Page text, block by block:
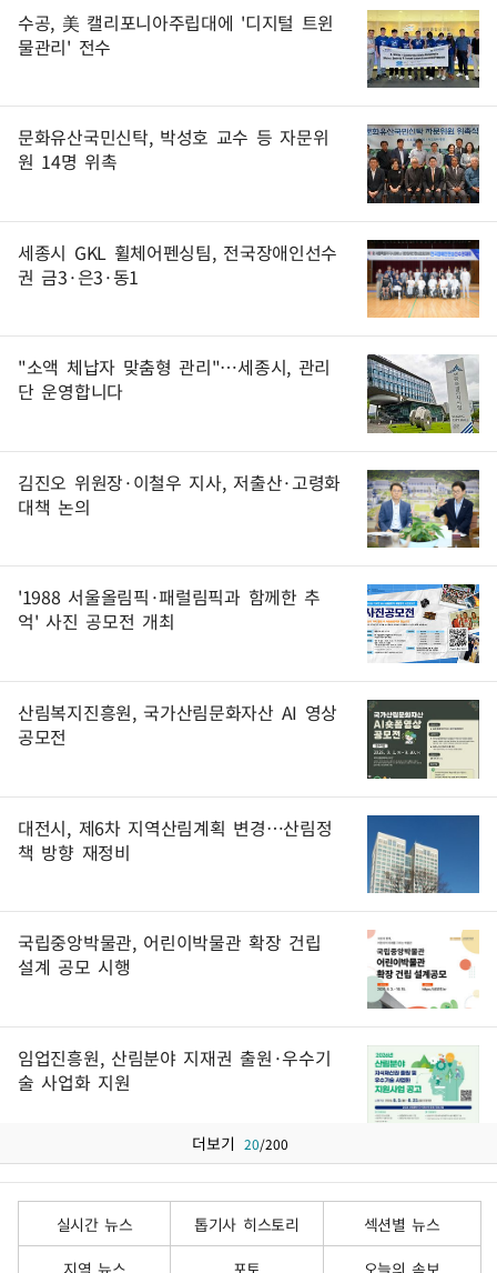
수공, 美 캘리포니아주립대에 '디지털 트윈
물관리' 전수
문화유산국민신탁, 박성호 교수 등 자문위
원 14명 위촉
세종시 GKL 휠체어펜싱팀, 전국장애인선수
권 금3·은3·동1
"소액 체납자 맞춤형 관리"…세종시, 관리
단 운영합니다
김진오 위원장·이철우 지사, 저출산·고령화
대책 논의
'1988 서울올림픽·패럴림픽과 함께한 추
억' 사진 공모전 개최
산림복지진흥원, 국가산림문화자산 AI 영상
공모전
대전시, 제6차 지역산림계획 변경…산림정
책 방향 재정비
국립중앙박물관, 어린이박물관 확장 건립
설계 공모 시행
임업진흥원, 산림분야 지재권 출원·우수기
술 사업화 지원
더보기 20/200
실시간 뉴스 톱기사 히스토리
섹션별 뉴스